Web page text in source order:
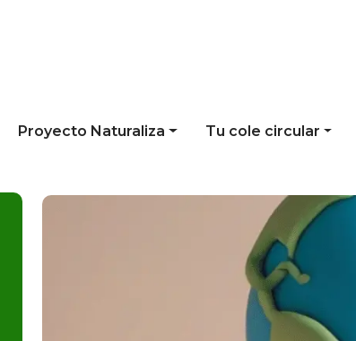
Proyecto Naturaliza Tu cole circular